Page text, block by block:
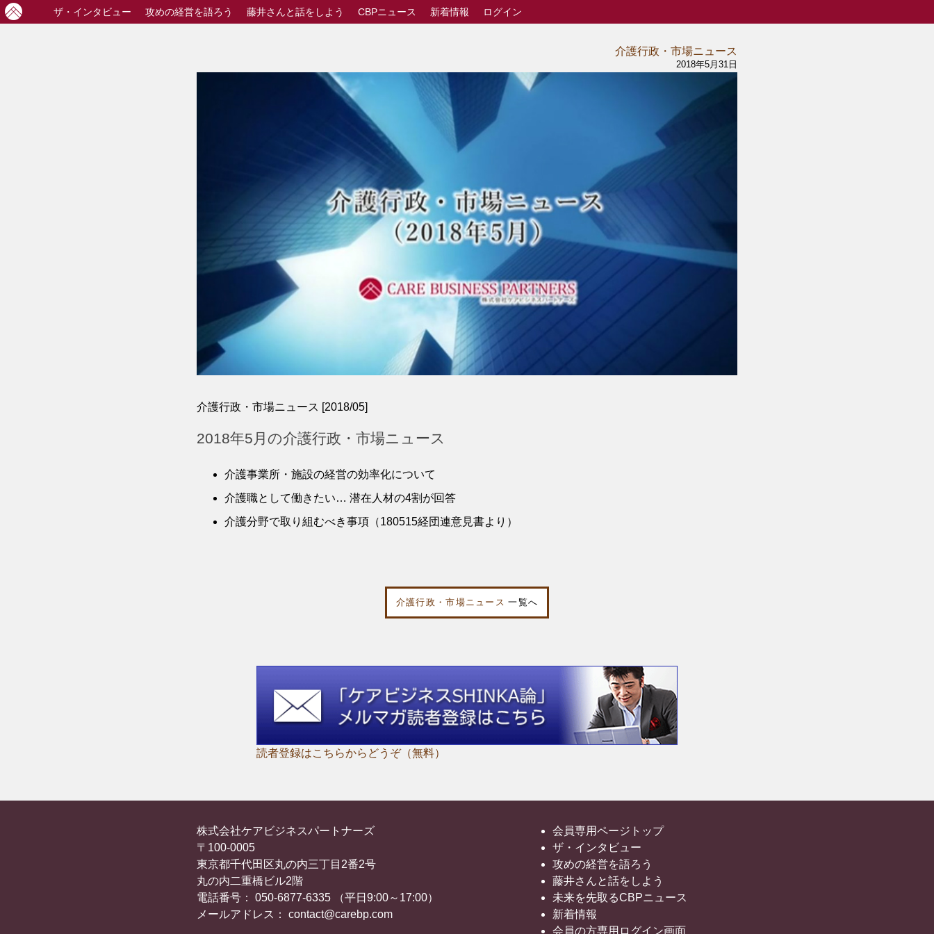
ザ・ インタビュー 攻めの経営を語ろう 藤井さんと話をしよう CBPニュース 新着情報 ログイン
介護行政・市場ニュース
2018年5月31日
介護行政・市場ニュース [2018/05]
2018年5月の介護行政・市場ニュース
介護事業所・施設の経営の効率化について
介護職として働きたい… 潜在人材の4割が回答
介護分野で取り組むべき事項（180515経団連意見書より）
介護行政・市場ニュース 一覧へ
読者登録はこちらからどうぞ（無料）
株式会社ケアビジネスパートナーズ
〒100-0005
東京都千代田区丸の内三丁目2番2号
丸の内二重橋ビル2階
電話番号： 050-6877-6335 （平日9:00～17:00）
メールアドレス： contact@carebp.com
会員専用ページトップ
ザ・インタビュー
攻めの経営を語ろう
藤井さんと話をしよう
未来を先取るCBPニュース
新着情報
会員の方専用ログイン画面